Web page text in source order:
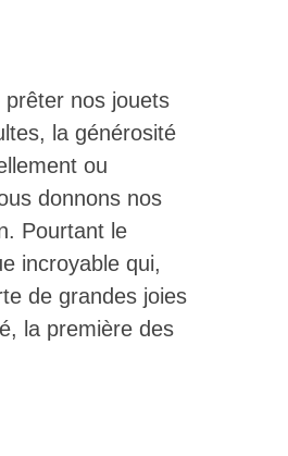
nos jouets
la générosité
ou
donnons nos
Pourtant le
incroyable qui,
de grandes joies
la première des